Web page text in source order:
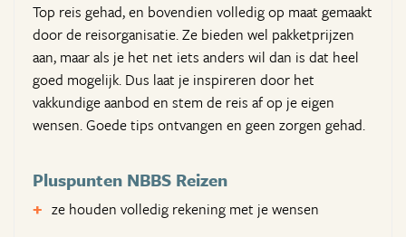
Top reis gehad, en bovendien volledig op maat gemaakt
door de reisorganisatie. Ze bieden wel pakketprijzen
aan, maar als je het net iets anders wil dan is dat heel
goed mogelijk. Dus laat je inspireren door het
vakkundige aanbod en stem de reis af op je eigen
wensen. Goede tips ontvangen en geen zorgen gehad.
Pluspunten NBBS Reizen
ze houden volledig rekening met je wensen